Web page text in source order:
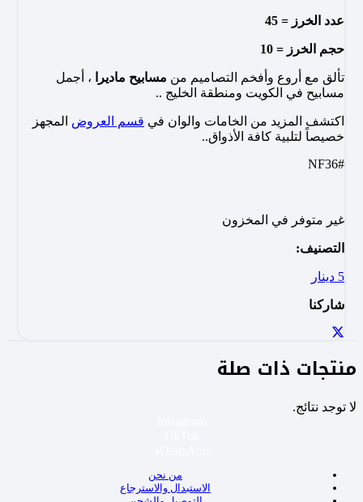
عدد الخرز = 45
حجم الخرز = 10
تألق مع أروع وأفخم التصاميم من مسابيح ماديرا
، أجمل
مسابيح في الكويت ومنطقة الخليج ..
اكتشف المزيد من الخامات والوان في قسم العروض المجهز
خصيصاً لتلبية كافة الأذواق..
#NF36
غير متوفر في المخزون
التصنيف:
5 دينار
شاركنا
منتجات ذات صلة
لا توجد نتائج.
من نحن
الاستبدال والاسترجاع